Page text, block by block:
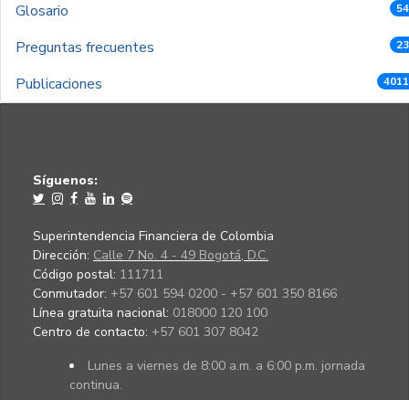
Glosario
Preguntas frecuentes
Publicaciones
Síguenos:
Superintendencia Financiera de Colombia
Dirección: Calle 7 No. 4 - 49 Bogotá, D.C.
Código postal: 111711
Conmutador: +57 601 594 0200 - +57 601 350 8166
Línea gratuita nacional: 018000 120 100
Centro de contacto: +57 601 307 8042
Lunes a viernes de 8:00 a.m. a 6:00 p.m. jornada
continua.